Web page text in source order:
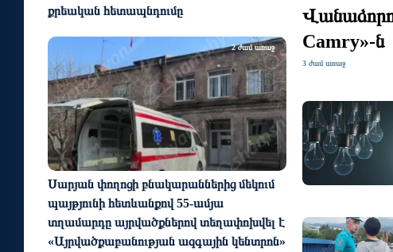
քրեական հետապնդումը
Սարյան փողոցի բնակարաններից մեկում
պայթյունի հետևանքով 55-ամյա
տղամարդը այրվածքներով տեղափոխվել է
«Այրվածքաբանության ազգային կենտրոն»
2 ժամ առաջ
Camry»-ն
3 ժամ առաջ